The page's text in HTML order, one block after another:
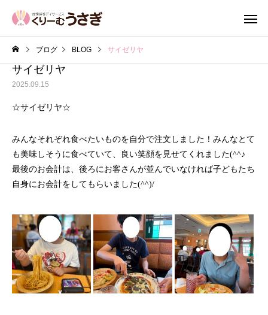
ブログ BLOG サイゼリヤ
サイゼリヤ
2025.09.15
☆サイゼリヤ☆
みんなそれぞれ食べたいものを自分で注文しました！みんなとて
も美味しそうに食べていて、良い笑顔を見せてくれました(^^♪
最後のお会計は、後ろにお客さんが並んでいなければ子どもたち
自身にお会計をしてもらいました(^^)/